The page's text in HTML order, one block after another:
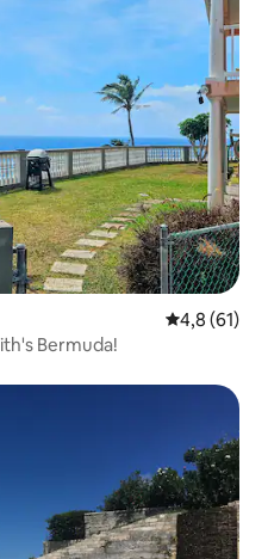
Calificación
4,8 (61)
Bermuda!